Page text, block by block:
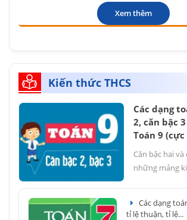
Xem thêm
Kiến thức THCS
Các dạng
2, căn bậc
Toán 9
Căn bậc hai và
những mảng
Các dạng
tỉ lệ thuận, tỉ lệ...